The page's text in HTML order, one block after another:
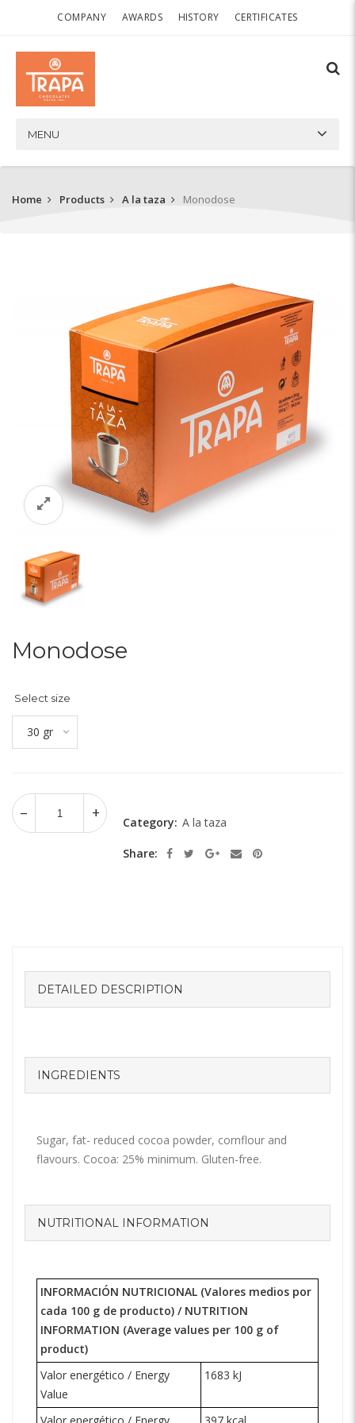
COMPANY AWARDS HISTORY CERTIFICATES
MENU
Home Products A la taza Monodose
Monodose
Select size
30 gr
Category: A la taza
Share:
DETAILED DESCRIPTION
INGREDIENTS
Sugar, fat- reduced cocoa powder, cornflour and
flavours. Cocoa: 25% minimum. Gluten-free.
NUTRITIONAL INFORMATION
INFORMACIÓN NUTRICIONAL (Valores medios por
cada 100 g de producto) / NUTRITION
INFORMATION (Average values per 100 g of
product)
Valor energético / Energy
Value
1683 kJ